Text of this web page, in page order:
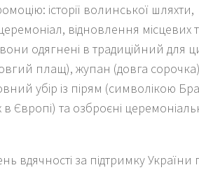
історії волинської шляхти,
відновлення місцевих
вони одягнені в традиційний для
плащ), жупан (довга
убір із пірям (символікою
Європі) та озброєні
вдячності за підтримку України